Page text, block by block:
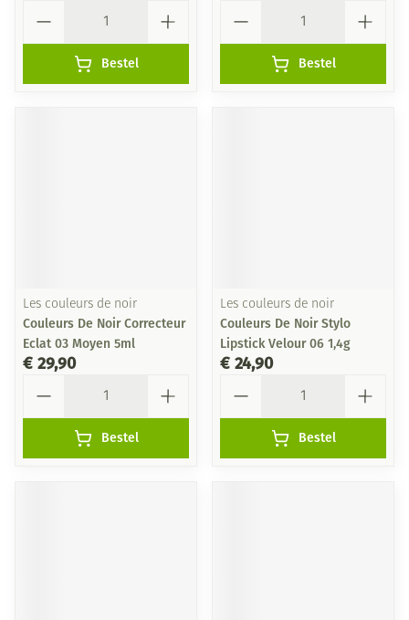
Bestel Bestel
Les couleurs de noir
Couleurs De Noir Correcteur
Eclat 03 Moyen 5ml
€ 29,90
Bestel
Les couleurs de noir
Couleurs De Noir Stylo
Lipstick Velour 06 1,4g
€ 24,90
Bestel